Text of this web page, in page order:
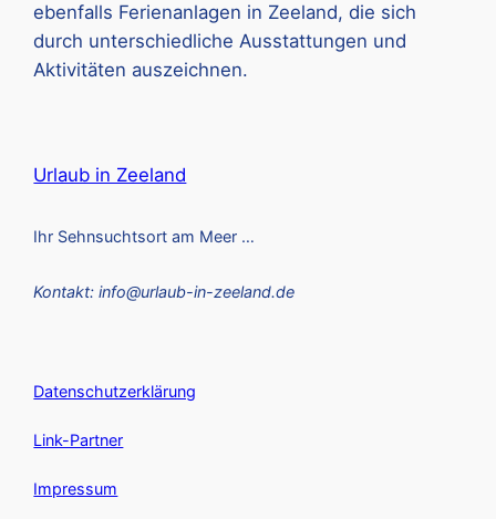
ebenfalls Ferienanlagen in Zeeland, die sich
durch unterschiedliche Ausstattungen und
Aktivitäten auszeichnen.
Urlaub in Zeeland
Ihr Sehnsuchtsort am Meer …
Kontakt: info@urlaub-in-zeeland.de
Datenschutzerklärung
Link-Partner
Impressum